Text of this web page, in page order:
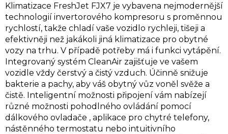
Klimatizace FreshJet FJX7 je vybavena nejmodernější
technologií invertorového kompresoru s proměnnou
rychlostí, takže chladí vaše vozidlo rychleji, tišeji a
efektivněji než jakákoli jiná klimatizace pro obytné
vozy na trhu. V případě potřeby má i funkci vytápění.
Integrovaný systém CleanAir zajišťuje ve vašem
vozidle vždy čerstvý a čistý vzduch. Účinně snižuje
bakterie a pachy, aby váš obytný vůz voněl svěže a
čistě. Inteligentní možnosti připojení vám nabízejí
různé možnosti pohodlného ovládání pomocí
dálkového ovladače , aplikace pro chytré telefony,
nástěnného termostatu nebo intuitivního